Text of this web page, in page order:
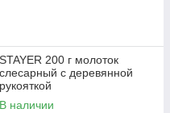
STAYER 200 г молоток
слесарный с деревянной
рукояткой
В наличии